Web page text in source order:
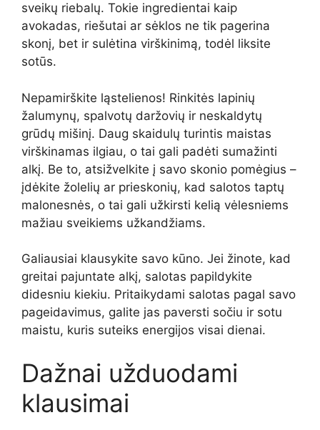
sveikų riebalų. Tokie ingredientai kaip
avokadas, riešutai ar sėklos ne tik pagerina
skonį, bet ir sulėtina virškinimą, todėl liksite
sotūs.
Nepamirškite ląstelienos! Rinkitės lapinių
žalumynų, spalvotų daržovių ir neskaldytų
grūdų mišinį. Daug skaidulų turintis maistas
virškinamas ilgiau, o tai gali padėti sumažinti
alkį. Be to, atsižvelkite į savo skonio pomėgius –
įdėkite žolelių ar prieskonių, kad salotos taptų
malonesnės, o tai gali užkirsti kelią vėlesniems
mažiau sveikiems užkandžiams.
Galiausiai klausykite savo kūno. Jei žinote, kad
greitai pajuntate alkį, salotas papildykite
didesniu kiekiu. Pritaikydami salotas pagal savo
pageidavimus, galite jas paversti sočiu ir sotu
maistu, kuris suteiks energijos visai dienai.
Dažnai užduodami
klausimai